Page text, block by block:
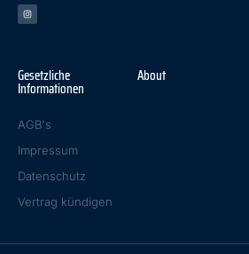
Gesetzliche
Informationen
AGB's
Impressum
Datenschutz
Vertrag kündigen
About